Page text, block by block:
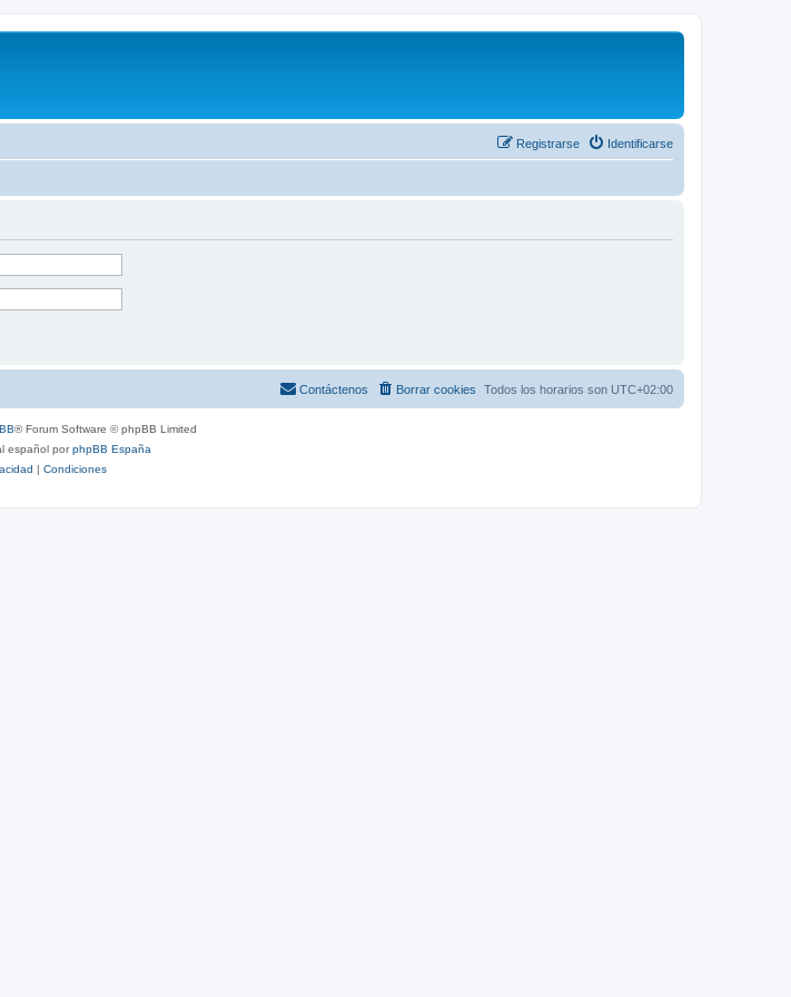
Identificarse
Registrarse
Todos los horarios son UTC+02:00
Borrar cookies
Contáctenos
® Forum Software © phpBB Limited
español porphpBB España
| Condiciones